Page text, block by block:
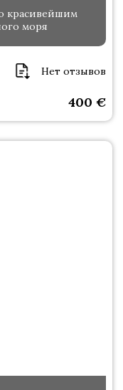
красивейшим
моря
Нет отзывов
400 €